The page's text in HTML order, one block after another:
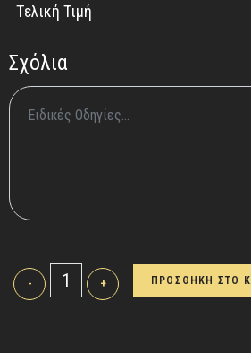
Tελική Τιμή
Σχόλια
- + ΠΡΟΣΘΗΚΗ ΣΤΟ